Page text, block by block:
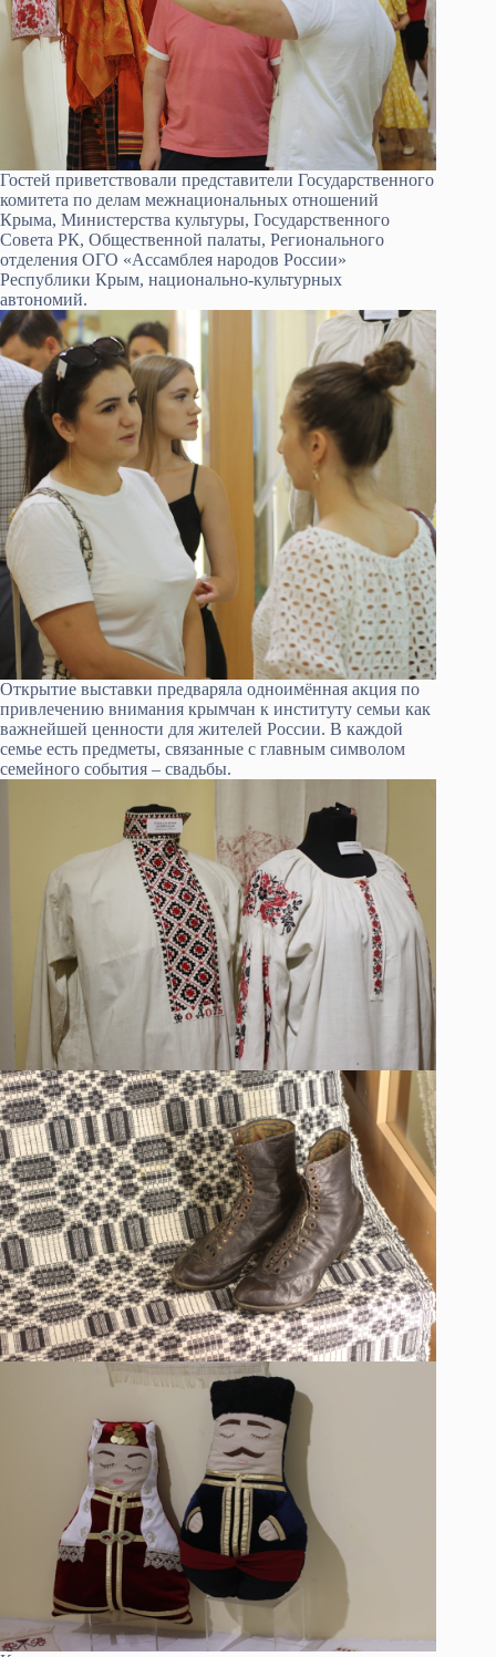
Гостей приветствовали представители Государственного
комитета по делам межнациональных отношений
Крыма, Министерства культуры, Государственного
Совета РК, Общественной палаты, Регионального
отделения ОГО «Ассамблея народов России»
Республики Крым, национально-культурных
автономий.
Открытие выставки предваряла одноимённая акция по
привлечению внимания крымчан к институту семьи как
важнейшей ценности для жителей России. В каждой
семье есть предметы, связанные с главным символом
семейного события – свадьбы.